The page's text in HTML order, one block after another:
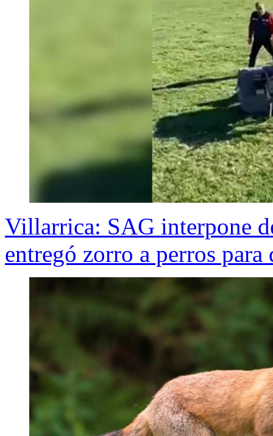
Villarrica: SAG interpone
entregó zorro a perros